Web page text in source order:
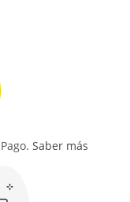
Saber más